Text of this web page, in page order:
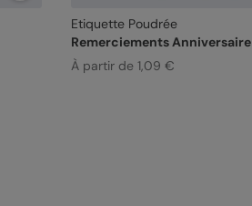
Etiquette Poudrée
Remerciements Anniversaire
À partir de 1,09 €